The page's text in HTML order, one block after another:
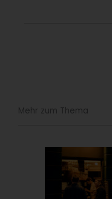
Mehr zum Thema